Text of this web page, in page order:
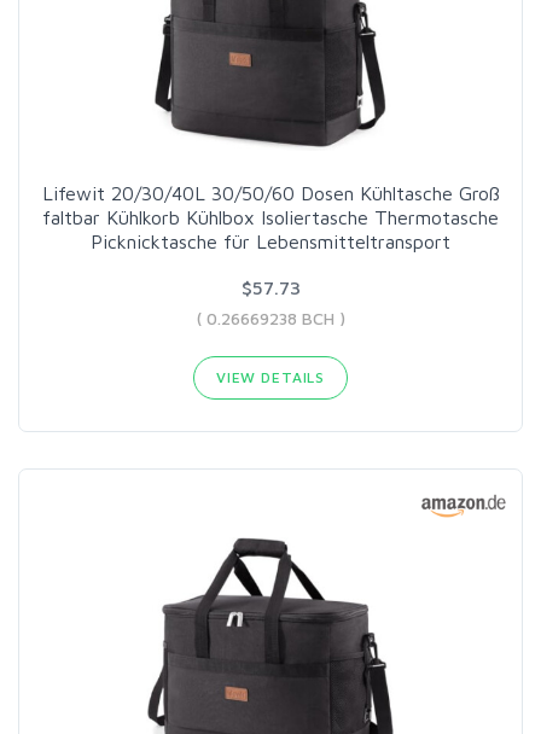
Lifewit 20/30/40L 30/50/60 Dosen Kühltasche Groß
faltbar Kühlkorb Kühlbox Isoliertasche Thermotasche
Picknicktasche für Lebensmitteltransport
$57.73
( 0.26669238 BCH )
VIEW DETAILS